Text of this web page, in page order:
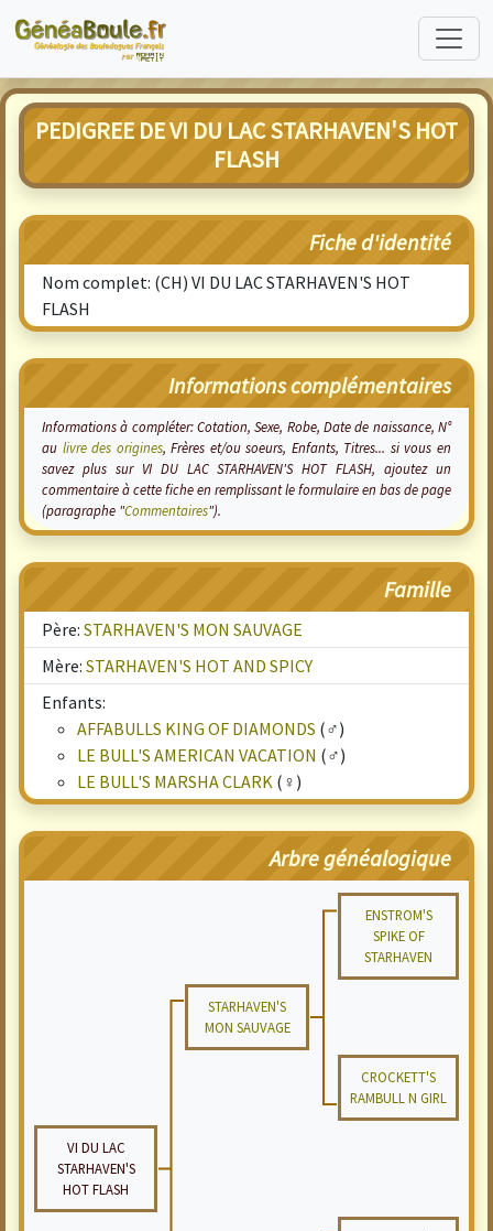
PEDIGREE DE VI DU LAC STARHAVEN'S HOT
FLASH
Fiche d'identité
Nom complet: (CH) VI DU LAC STARHAVEN'S HOT
FLASH
Informations complémentaires
Informations à compléter: Cotation, Sexe, Robe, Date de naissance, N°
au livre des origines, Frères et/ou soeurs, Enfants, Titres... si vous en
savez plus sur VI DU LAC STARHAVEN'S HOT FLASH, ajoutez un
commentaire à cette fiche en remplissant le formulaire en bas de page
(paragraphe "Commentaires").
Famille
Père: STARHAVEN'S MON SAUVAGE
Mère: STARHAVEN'S HOT AND SPICY
Enfants:
AFFABULLS KING OF DIAMONDS (♂)
LE BULL'S AMERICAN VACATION (♂)
LE BULL'S MARSHA CLARK (♀)
Arbre généalogique
ENSTROM'S
SPIKE OF
STARHAVEN
STARHAVEN'S
MON SAUVAGE
CROCKETT'S
RAMBULL N GIRL
VI DU LAC
STARHAVEN'S
HOT FLASH